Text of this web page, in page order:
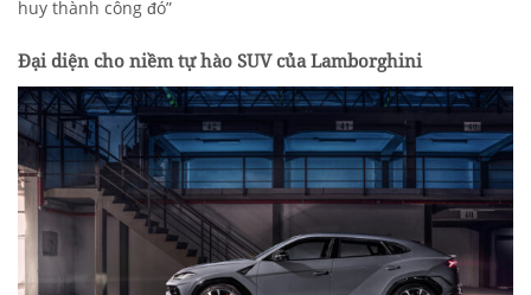
huy thành công đó”
Đại diện cho niềm tự hào SUV của Lamborghini